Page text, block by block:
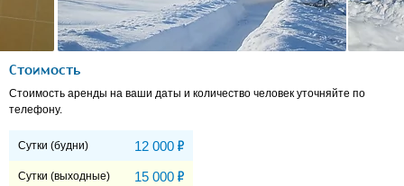
Стоимость
Стоимость аренды на ваши даты и количество человек уточняйте по
телефону.
Сутки (будни) 12 000 Р
Сутки (выходные) 15 000 Р